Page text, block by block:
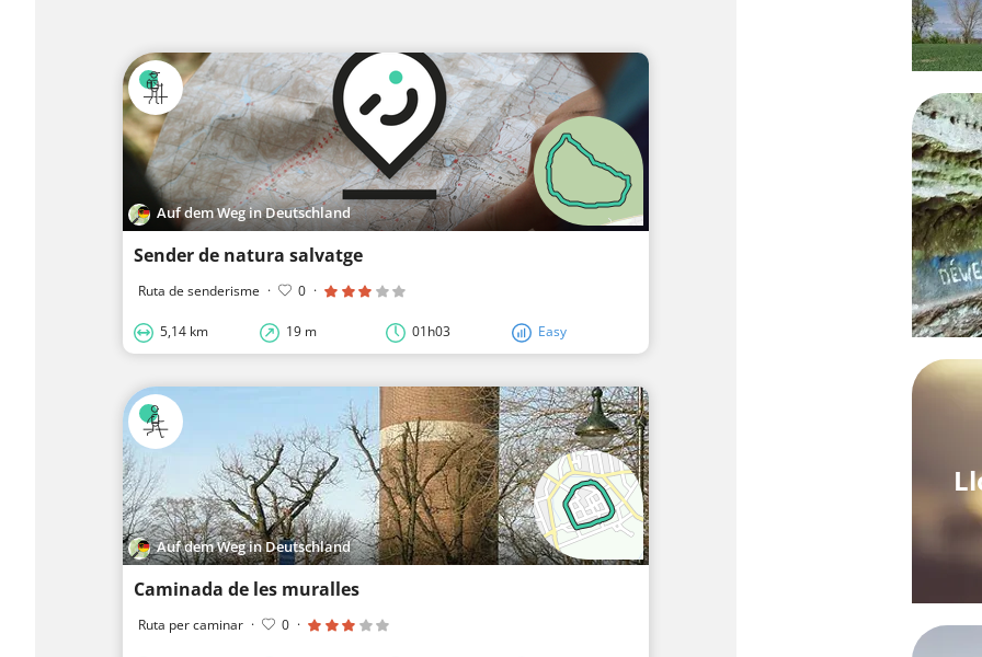
Auf dem Weg in Deutschland
Sender de natura salvatge
Ruta de senderisme · 0 ·
5,14 km 19 m 01h03 Easy
Auf dem Weg in Deutschland
Caminada de les muralles
Ruta per caminar · 0 ·